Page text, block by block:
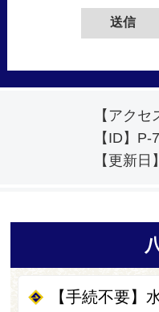
【アクセ
【ID】 P-
【更新日】
【手続不要】